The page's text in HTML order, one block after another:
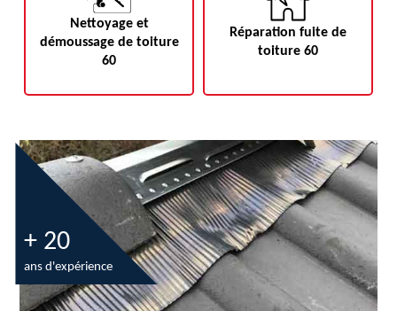
Nettoyage et
démoussage de toiture
60
Réparation fuite de
toiture 60
+ 20
ans d'expérience